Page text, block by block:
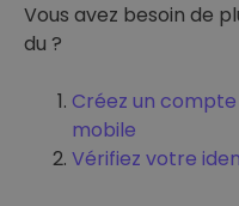
Vous avez besoin de
du ?
Créez un
mobile
Vérifiez votre